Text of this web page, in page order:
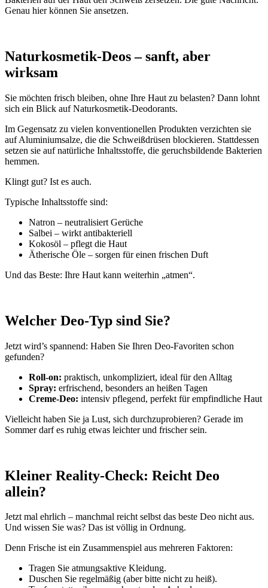
Genau hier können Sie ansetzen.
Naturkosmetik-Deos – sanft, aber
wirksam
Sie möchten frisch bleiben, ohne Ihre Haut zu belasten? Dann lohnt
sich ein Blick auf Naturkosmetik-Deodorants.
Im Gegensatz zu vielen konventionellen Produkten verzichten sie
auf Aluminiumsalze, die die Schweißdrüsen blockieren. Stattdessen
setzen sie auf natürliche Inhaltsstoffe, die geruchsbildende Bakterien
hemmen.
Klingt gut? Ist es auch.
Typische Inhaltsstoffe sind:
Natron – neutralisiert Gerüche
Salbei – wirkt antibakteriell
Kokosöl – pflegt die Haut
Ätherische Öle – sorgen für einen frischen Duft
Und das Beste: Ihre Haut kann weiterhin „atmen“.
Welcher Deo-Typ sind Sie?
Jetzt wird’s spannend: Haben Sie Ihren Deo-Favoriten schon
gefunden?
Roll-on: praktisch, unkompliziert, ideal für den Alltag
Spray: erfrischend, besonders an heißen Tagen
Creme-Deo: intensiv pflegend, perfekt für empfindliche Haut
Vielleicht haben Sie ja Lust, sich durchzuprobieren? Gerade im
Sommer darf es ruhig etwas leichter und frischer sein.
Kleiner Reality-Check: Reicht Deo
allein?
Jetzt mal ehrlich – manchmal reicht selbst das beste Deo nicht aus.
Und wissen Sie was? Das ist völlig in Ordnung.
Denn Frische ist ein Zusammenspiel aus mehreren Faktoren:
Tragen Sie atmungsaktive Kleidung.
Duschen Sie regelmäßig (aber bitte nicht zu heiß).